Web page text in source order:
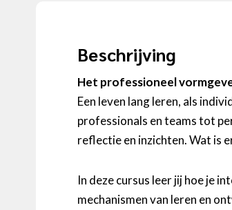
Beschrijving
Het professioneel
Een leven lang leren, als
professionals en teams tot
reflectie en inzichten. Wat is
In deze cursus leer jij hoe je
mechanismen van leren en